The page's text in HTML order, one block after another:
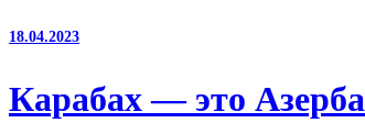
18.04.2023
Карабах — это